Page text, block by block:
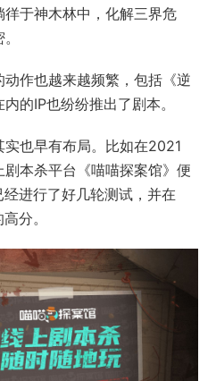
于神木林中，化解三界危
作也越来越频繁，包括《逆
的IP也纷纷推出了剧本。
也早有布局。比如在2021
本杀平台《喵喵探案馆》便
进行了好几轮测试，并在
分。